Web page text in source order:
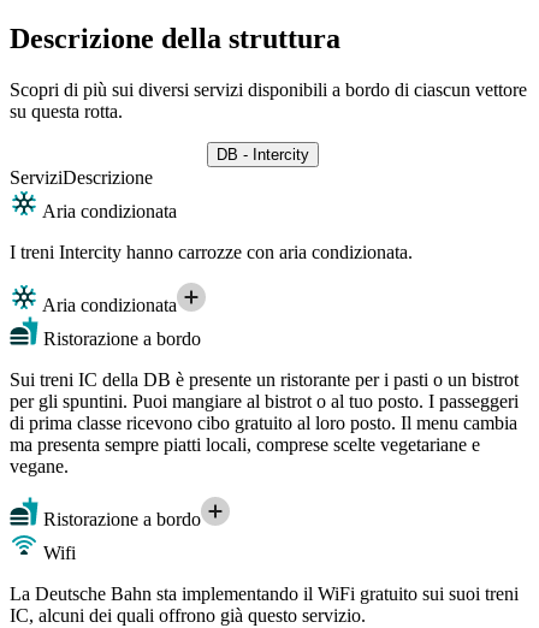
Descrizione della struttura
Scopri di più sui diversi servizi disponibili a bordo di ciascun vettore
su questa rotta.
DB - Intercity
ServiziDescrizione
Aria condizionata
I treni Intercity hanno carrozze con aria condizionata.
Aria condizionata
Ristorazione a bordo
Sui treni IC della DB è presente un ristorante per i pasti o un bistrot
per gli spuntini. Puoi mangiare al bistrot o al tuo posto. I passeggeri
di prima classe ricevono cibo gratuito al loro posto. Il menu cambia
ma presenta sempre piatti locali, comprese scelte vegetariane e
vegane.
Ristorazione a bordo
Wifi
La Deutsche Bahn sta implementando il WiFi gratuito sui suoi treni
IC, alcuni dei quali offrono già questo servizio.